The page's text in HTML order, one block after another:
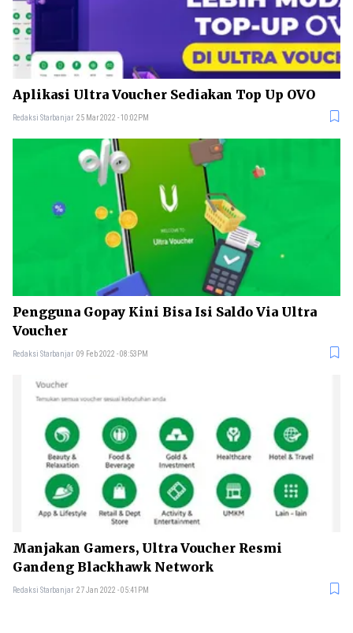
Aplikasi Ultra Voucher Sediakan Top Up OVO
Redaksi Starbanjar 25 Mar 2022 - 10:02PM
Pengguna Gopay Kini Bisa Isi Saldo Via Ultra
Voucher
Redaksi Starbanjar 09 Feb 2022 - 08:53PM
Manjakan Gamers, Ultra Voucher Resmi
Gandeng Blackhawk Network
Redaksi Starbanjar 27 Jan 2022 - 05:41PM